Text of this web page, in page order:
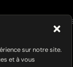
sur notre site.
et à vous
tu peux